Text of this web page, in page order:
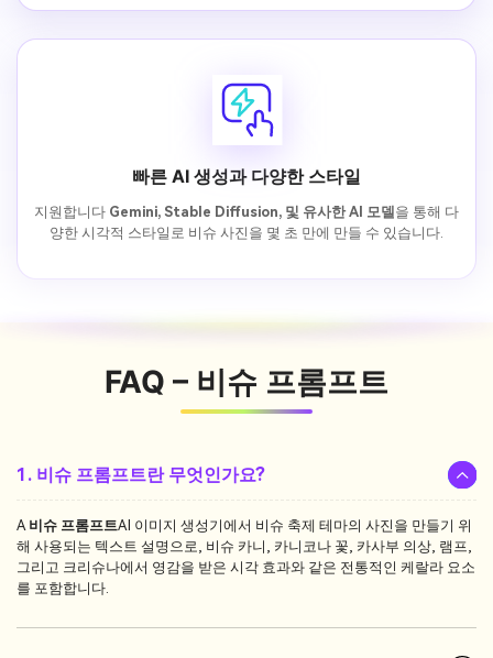
빠른 AI 생성과 다양한 스타일
지원합니다 Gemini, Stable Diffusion, 및 유사한 AI 모델 을 통해 다
양한 시각적 스타일로 비슈 사진을 몇 초 만에 만들 수 있습니다.
FAQ – 비슈 프롬프트
1. 비슈 프롬프트란 무엇인가요?
A 비슈 프롬프트AI 이미지 생성기에서 비슈 축제 테마의 사진을 만들기 위
해 사용되는 텍스트 설명으로, 비슈 카니, 카니코나 꽃, 카사부 의상, 램프,
그리고 크리슈나에서 영감을 받은 시각 효과와 같은 전통적인 케랄라 요소
를 포함합니다.